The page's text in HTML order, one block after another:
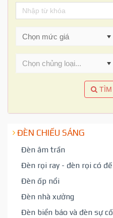
Chọn chủng loại...
TÌM
ĐÈN CHIẾU SÁNG
Đèn âm trần
Đèn rọi ray - đèn rọi có đế
Đèn ốp nổi
Đèn nhà xưởng
Đèn biển báo và đèn sự cố